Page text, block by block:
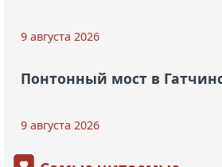
9 августа 2026
Понтонный мост в
9 августа 2026